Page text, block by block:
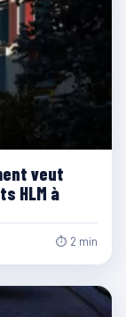
veut
HLM à
⏱ 2 min